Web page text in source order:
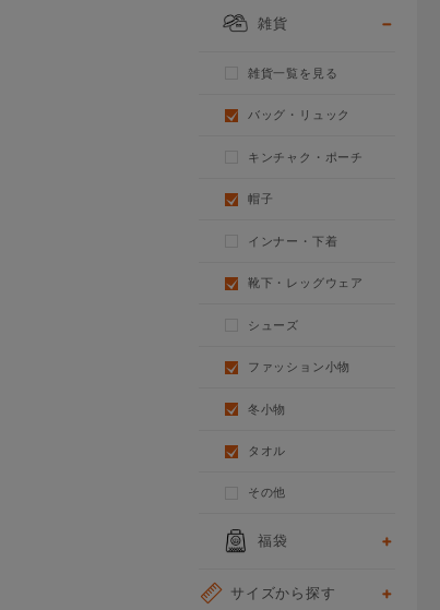
雑貨
雑貨一覧を見る
バッグ・リュック
キンチャク・ポーチ
帽子
インナー・下着
靴下・レッグウェア
シューズ
ファッション小物
冬小物
タオル
その他
福袋
サイズから探す